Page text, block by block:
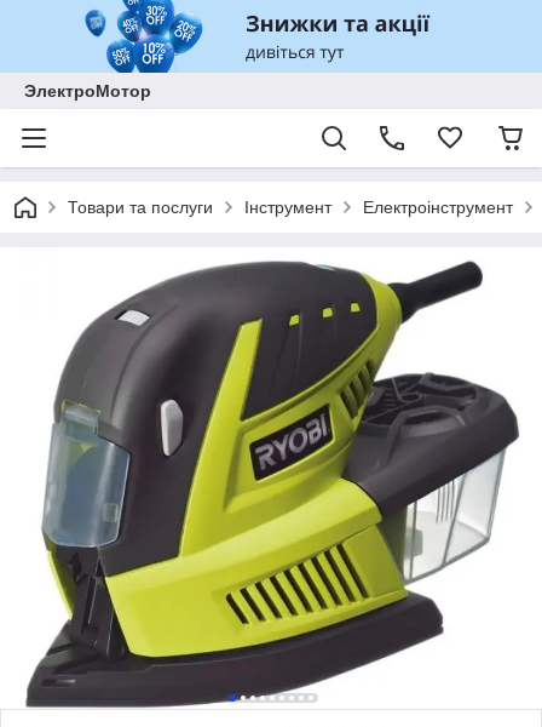
ЭлектроМотор
Товари та послуги Інструмент Електроінструмент